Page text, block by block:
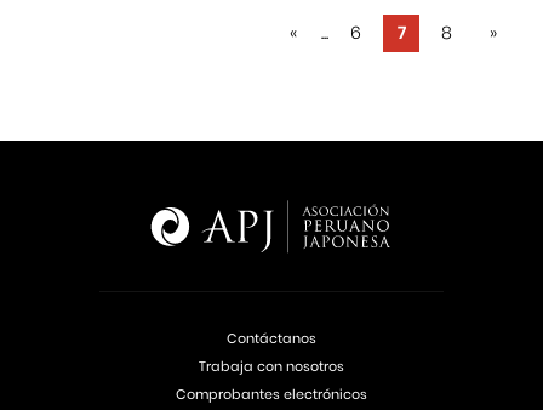
« ... 6 7 8 »
Contáctanos
Trabaja con nosotros
Comprobantes electrónicos